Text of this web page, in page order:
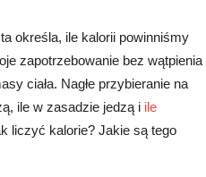
określa, ile kalorii powinniśmy
zapotrzebowanie bez wątpienia
ciała. Nagłe przybieranie na
ile w zasadzie jedzą i ile
liczyć kalorie? Jakie są tego